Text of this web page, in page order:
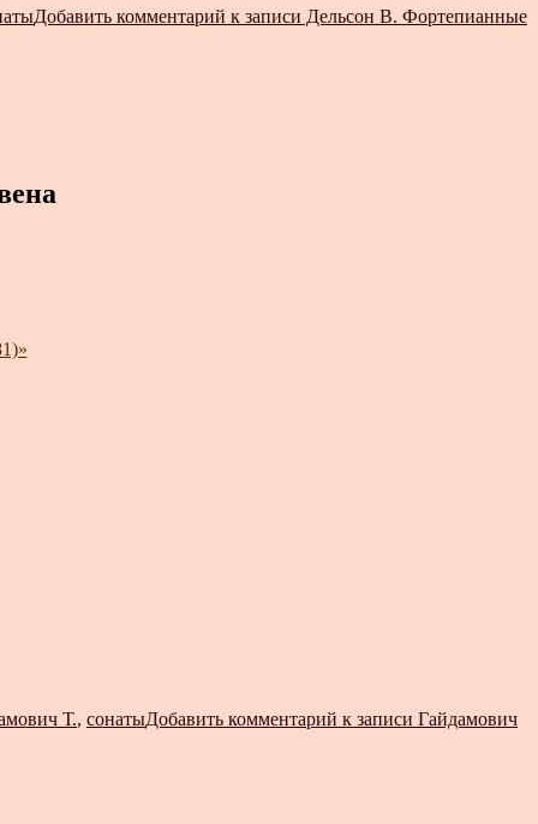
Добавить комментарий к записи Дельсон В. Фортепианные
Т., сонатыДобавить комментарий к записи Гайдамович